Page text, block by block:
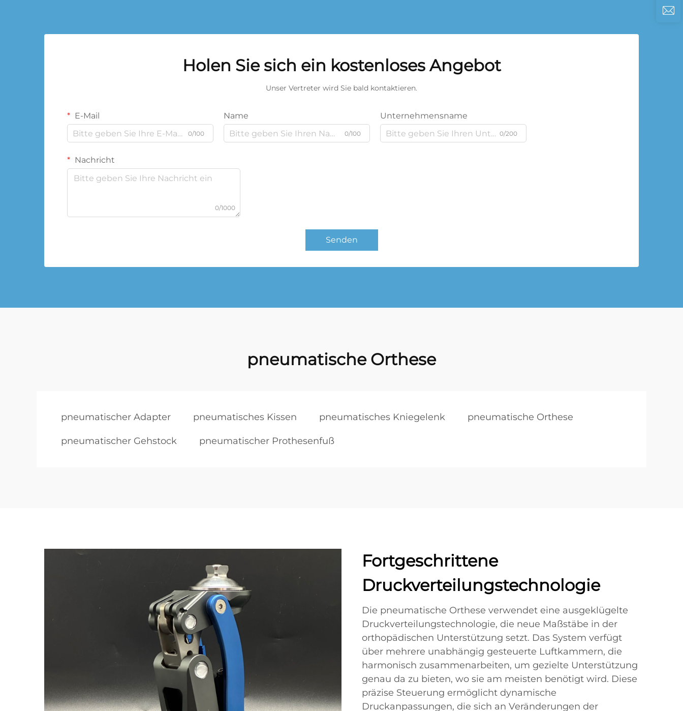
Holen Sie sich ein kostenloses Angebot
Unser Vertreter wird Sie bald kontaktieren.
E-Mail
0/100
Name
0/100
Unternehmensname
0/200
Nachricht
0/1000
Senden
pneumatische Orthese
pneumatischer Adapter pneumatisches Kissen pneumatisches Kniegelenk pneumatische Orthese
pneumatischer Gehstock pneumatischer Prothesenfuß
Fortgeschrittene
Druckverteilungstechnologie
Die pneumatische Orthese verwendet eine ausgeklügelte
Druckverteilungstechnologie, die neue Maßstäbe in der
orthopädischen Unterstützung setzt. Das System verfügt
über mehrere unabhängig gesteuerte Luftkammern, die
harmonisch zusammenarbeiten, um gezielte Unterstützung
genau da zu bieten, wo sie am meisten benötigt wird. Diese
präzise Steuerung ermöglicht dynamische
Druckanpassungen, die sich an Veränderungen der